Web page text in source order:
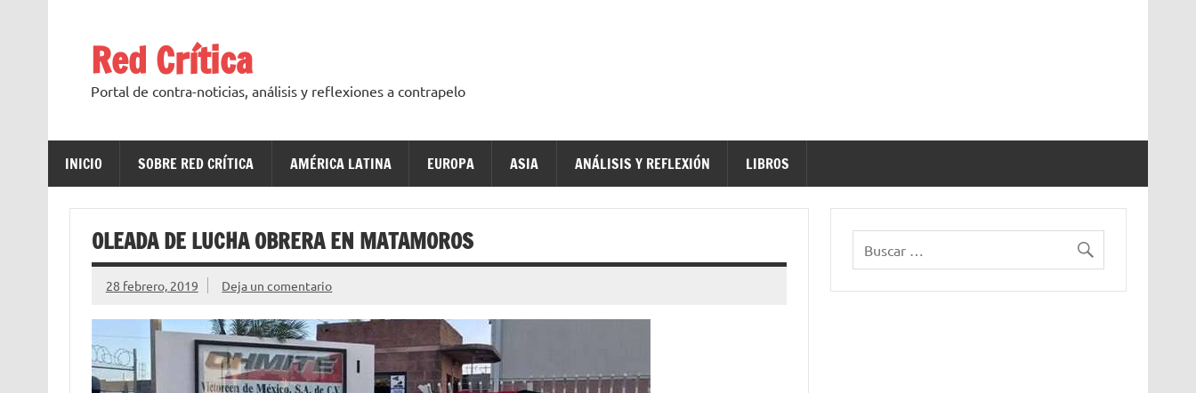
Red Crítica
Portal de contra-noticias, análisis y reflexiones a contrapelo
INICIO SOBRE RED CRÍTICA AMÉRICA LATINA EUROPA ASIA ANÁLISIS Y REFLEXIÓN LIBROS
OLEADA DE LUCHA OBRERA EN MATAMOROS
28 febrero, 2019 Deja un comentario